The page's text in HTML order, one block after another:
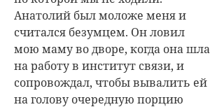
Анатолий был моложе меня и
считался безумцем. Он ловил
мою маму во дворе, когда она шла
на работу в институт связи, и
сопровождал, чтобы вывалить ей
на голову очередную порцию